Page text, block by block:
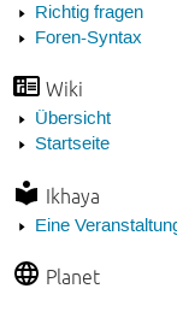
Richtig fragen
Foren-Syntax
Wiki
Übersicht
Startseite
Ikhaya
Eine
Planet